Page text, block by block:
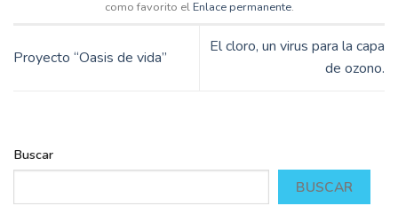
como favorito el Enlace permanente.
Proyecto “Oasis de vida”
El cloro, un virus para la capa
de ozono.
Buscar
BUSCAR